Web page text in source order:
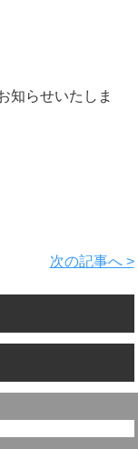
知らせいたしま
次の記事へ >